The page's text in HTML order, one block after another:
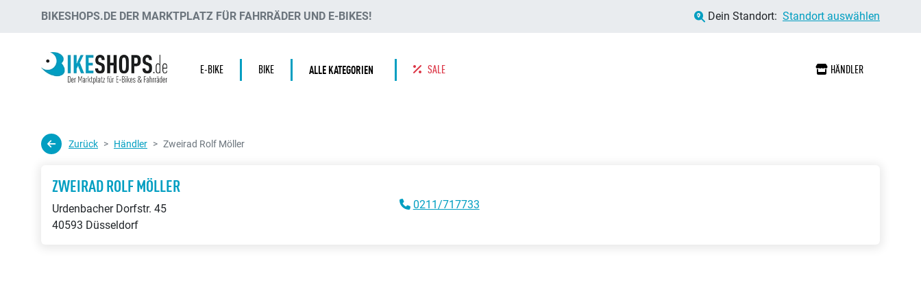
BIKESHOPS.DE DER MARKTPLATZ FÜR FAHRRÄDER UND E-BIKES! Dein Standort: Standort auswählen
E-BIKE BIKE ALLE KATEGORIEN SALE HÄNDLER
Zurück Händler Zweirad Rolf Möller
ZWEIRAD ROLF MÖLLER
Urdenbacher Dorfstr. 45
40593 Düsseldorf
0211/717733